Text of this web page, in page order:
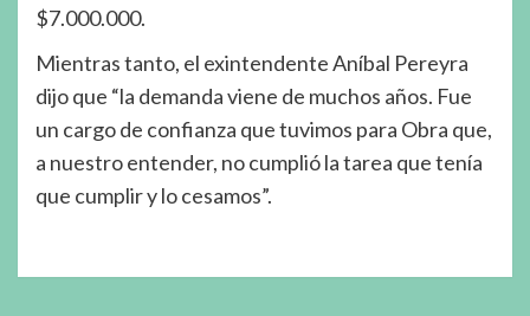
$7.000.000.
Mientras tanto, el exintendente Aníbal Pereyra
dijo que “la demanda viene de muchos años. Fue
un cargo de confianza que tuvimos para Obra que,
a nuestro entender, no cumplió la tarea que tenía
que cumplir y lo cesamos”.